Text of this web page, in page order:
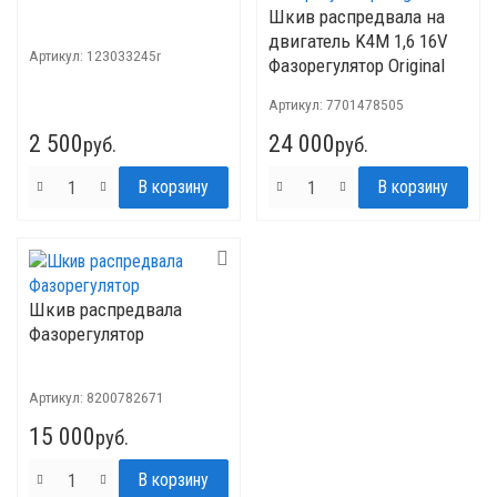
Артикул: 123033245r
2 500руб.
Шкив распредвала на
двигатель K4M 1,6 16V
Фазорегулятор Original
Артикул: 7701478505
24 000руб.
Шкив распредвала
Фазорегулятор
Артикул: 8200782671
15 000руб.